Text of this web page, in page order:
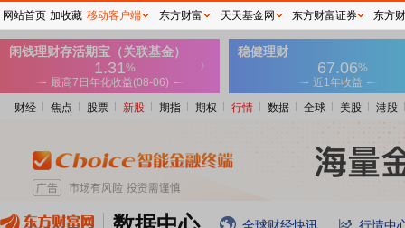
财经 焦点 股票 新股 期指 期权 行情 数据 全球 美股 港股
网站首页 加收藏 移动客户端 东方财富 天天基金网 东方财富证券 东方